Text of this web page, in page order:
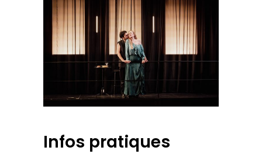
Infos pratiques